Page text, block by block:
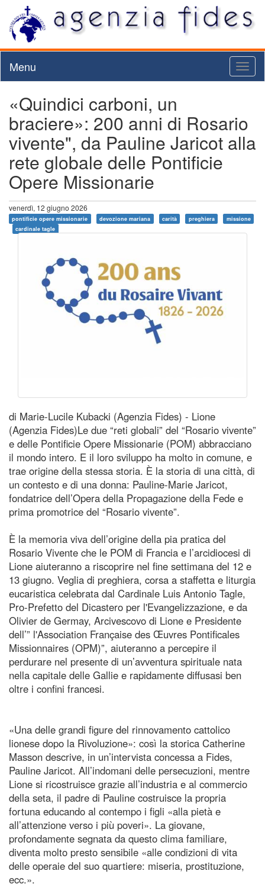
Menu
«Quindici carboni, un
braciere»: 200 anni di Rosario
vivente", da Pauline Jaricot alla
rete globale delle Pontificie
Opere Missionarie
venerdì, 12 giugno 2026
pontificie opere missionarie devozione mariana carità preghiera
missione
cardinale tagle
di Marie-Lucile Kubacki (Agenzia Fides) - Lione
(Agenzia Fides)Le due “reti globali” del “Rosario vivente”
e delle Pontificie Opere Missionarie (POM) abbracciano
il mondo intero. E il loro sviluppo ha molto in comune, e
trae origine della stessa storia. È la storia di una città, di
un contesto e di una donna: Pauline-Marie Jaricot,
fondatrice dell’Opera della Propagazione della Fede e
prima promotrice del “Rosario vivente”.
È la memoria viva dell’origine della pia pratica del
Rosario Vivente che le POM di Francia e l’arcidiocesi di
Lione aiuteranno a riscoprire nel fine settimana del 12 e
13 giugno. Veglia di preghiera, corsa a staffetta e liturgia
eucaristica celebrata dal Cardinale Luis Antonio Tagle,
Pro-Prefetto del Dicastero per l'Evangelizzazione, e da
Olivier de Germay, Arcivescovo di Lione e Presidente
dell’” l'Association Française des Œuvres Pontificales
Missionnaires (OPM)”, aiuteranno a percepire il
perdurare nel presente di un’avventura spirituale nata
nella capitale delle Gallie e rapidamente diffusasi ben
oltre i confini francesi.
«Una delle grandi figure del rinnovamento cattolico
lionese dopo la Rivoluzione»: così la storica Catherine
Masson descrive, in un’intervista concessa a Fides,
Pauline Jaricot. All’indomani delle persecuzioni, mentre
Lione si ricostruisce grazie all’industria e al commercio
della seta, il padre di Pauline costruisce la propria
fortuna educando al contempo i figli «alla pietà e
all’attenzione verso i più poveri». La giovane,
profondamente segnata da questo clima familiare,
diventa molto presto sensibile «alle condizioni di vita
delle operaie del suo quartiere: miseria, prostituzione,
ecc.».